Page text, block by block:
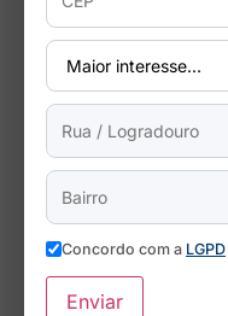
Concordo com a LGPD
Enviar